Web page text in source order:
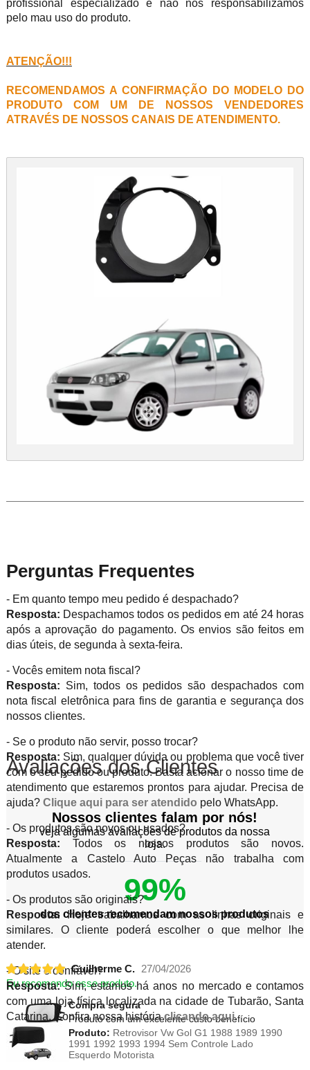
profissional especializado e não nos responsabilizamos
pelo mau uso do produto.
ATENÇÃO!!!
RECOMENDAMOS A CONFIRMAÇÃO DO MODELO DO
PRODUTO COM UM DE NOSSOS VENDEDORES
ATRAVÉS DE NOSSOS CANAIS DE ATENDIMENTO.
Perguntas Frequentes
- Em quanto tempo meu pedido é despachado?
Resposta: Despachamos todos os pedidos em até 24 horas
após a aprovação do pagamento. Os envios são feitos em
dias úteis, de segunda à sexta-feira.
- Vocês emitem nota fiscal?
Resposta: Sim, todos os pedidos são despachados com
nota fiscal eletrônica para fins de garantia e segurança dos
nossos clientes.
- Se o produto não servir, posso trocar?
Resposta: Sim, qualquer dúvida ou problema que você tiver
com o seu pedido ou produto. Basta acionar o nosso time de
atendimento que estaremos prontos para ajudar. Precisa de
ajuda? Clique aqui para ser atendido pelo WhatsApp.
- Os produtos são novos ou usados?
Resposta: Todos os nossos produtos são novos.
Atualmente a Castelo Auto Peças não trabalha com
produtos usados.
- Os produtos são originais?
Resposta:Hoje trabalhamos com as linhas originais e
similares. O cliente poderá escolher o que melhor lhe
atender.
- O site é confiável?
Resposta:Sim, estamos há anos no mercado e contamos
com uma loja física localizada na cidade de Tubarão, Santa
Catarina. Confira nossa históriaclicando aqui.
Avaliações dos Clientes
Nossos clientes falam por nós!
veja algumas avaliações de produtos da nossa
loja.
99%
dos clientes recomendam nossos produtos
Guilherme C.
27/04/2026
Eu recomendo esse produto.
Compra segura
Produto com um excelente custo benefício
Produto: Retrovisor Vw Gol G1 1988 1989 1990
1991 1992 1993 1994 Sem Controle Lado
Esquerdo Motorista